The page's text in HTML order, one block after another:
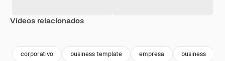
Vídeos relacionados
corporativo business template empresa business